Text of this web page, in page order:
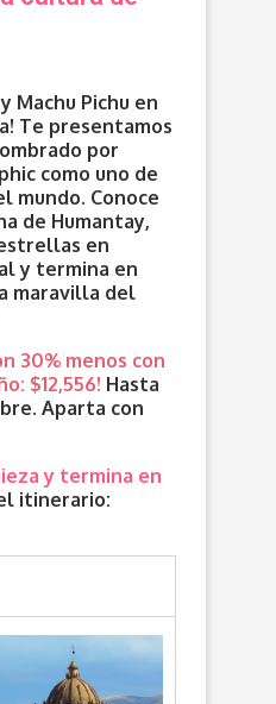
Machu Pichu en
Te presentamos
por
como uno de
mundo. Conoce
de Humantay,
en
y termina en
maravilla del
30% menos con
$12,556! Hasta
Aparta con
y termina en
itinerario: